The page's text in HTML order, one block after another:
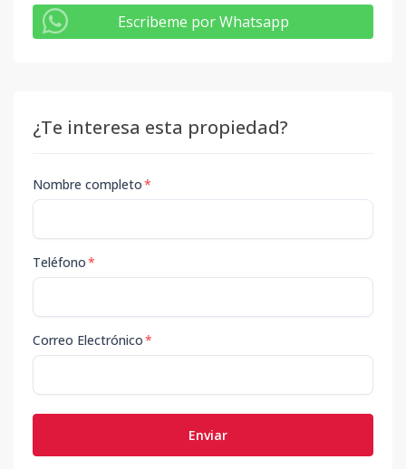
Escribeme por Whatsapp
¿Te interesa esta propiedad?
Nombre completo*
Teléfono*
Correo Electrónico*
Enviar